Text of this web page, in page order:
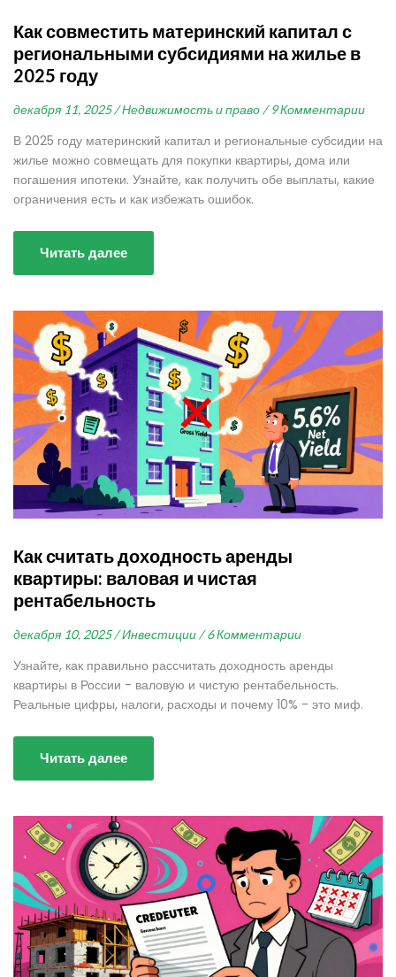
Как совместить материнский капитал с
региональными субсидиями на жилье в
2025 году
декабря 11, 2025 / Недвижимость и право / 9 Комментарии
В 2025 году материнский капитал и региональные субсидии на
жилье можно совмещать для покупки квартиры, дома или
погашения ипотеки. Узнайте, как получить обе выплаты, какие
ограничения есть и как избежать ошибок.
Читать далее
Как считать доходность аренды
квартиры: валовая и чистая
рентабельность
декабря 10, 2025 / Инвестиции / 6 Комментарии
Узнайте, как правильно рассчитать доходность аренды
квартиры в России - валовую и чистую рентабельность.
Реальные цифры, налоги, расходы и почему 10% - это миф.
Читать далее